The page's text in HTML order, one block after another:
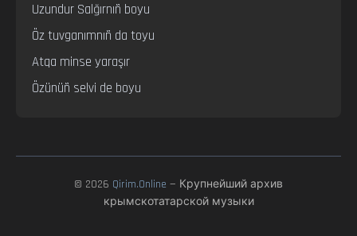
Uzundur Salğırnıñ boyu
Öz tuvganımnıñ da toyu
Atqa minse yaraşır
Özünüñ selvi de boyu
© 2026 Qirim.Online — Крупнейший архив
крымскотатарской музыки